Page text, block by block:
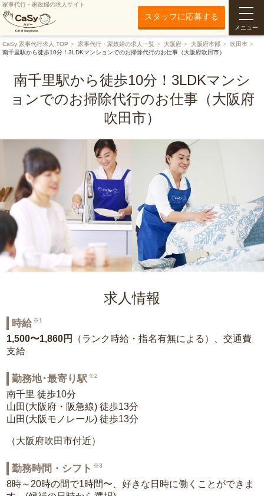
家事代行・家政婦の求人サイト
スタッフに応募する
メニュー
CaSy 家事代行求人 TOP 家事代行・家政婦の求人一覧 大阪府 大阪府市部
吹田市
南千里駅から徒歩10分！3LDKマンションでのお掃除代行のお仕事（大阪府吹田市）
南千里駅から徒歩10分！3LDKマンシ
ョンでのお掃除代行のお仕事（大阪府
吹田市）
求人情報
時給 ※1
1,500〜1,860円
（ランク時給・指名有無による）、交通費
支給
勤務地･最寄り駅 ※2
南千里 徒歩10分
山田(大阪府・阪急線) 徒歩13分
山田(大阪モノレール) 徒歩13分
（大阪府吹田市付近）
勤務時間・シフト ※3
8時～20時の間で1時間〜、好きな日時に働くことができま